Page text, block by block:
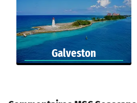
Galveston